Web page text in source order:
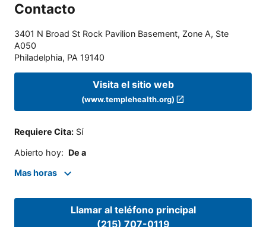
Contacto
3401 N Broad St Rock Pavilion Basement, Zone A, Ste
A050
Philadelphia, PA 19140
Visita el sitio web
(www.templehealth.org)
Requiere Cita: Sí
Abierto hoy: De a
Mas horas
Llamar al teléfono principal
(215) 707-0119